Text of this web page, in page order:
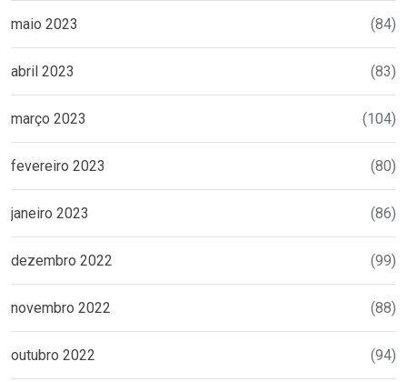
maio 2023 (84)
abril 2023 (83)
março 2023 (104)
fevereiro 2023 (80)
janeiro 2023 (86)
dezembro 2022 (99)
novembro 2022 (88)
outubro 2022 (94)